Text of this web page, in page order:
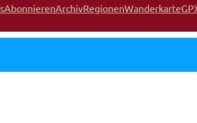
AbonnierenArchivRegionenWanderkarte